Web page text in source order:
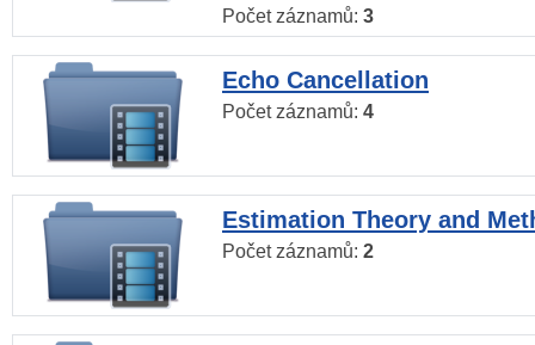
Počet záznamů: 3
Echo Cancellation
Počet záznamů: 4
Estimation Theory and
Počet záznamů: 2